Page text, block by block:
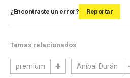
¿Encontraste un error? Reportar
Temas relacionados
premium Aníbal Durán